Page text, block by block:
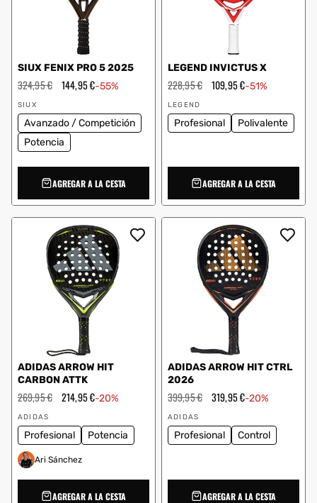
SIUX FENIX PRO 5 2025
Precio
habitual
324,95 € Precio
144,95 €-55%
Proveedor:
SIUX
Avanzado / Competición
Potencia
AGREGAR A LA CESTA
LEGEND INVICTUS X
Precio
habitual
228,95 € Precio
109,95 €-51%
Proveedor:
LEGEND
Profesional Polivalente
AGREGAR A LA CESTA
ADIDAS ARROW HIT
CARBON ATTK
Precio
habitual
269,95 € Precio
214,95 €-20%
Proveedor:
ADIDAS
Profesional Potencia
Ari Sánchez
AGREGAR A LA CESTA
ADIDAS ARROW HIT CTRL
2026
Precio
habitual
399,95 € Precio
319,95 €-20%
Proveedor:
ADIDAS
Profesional Control
AGREGAR A LA CESTA